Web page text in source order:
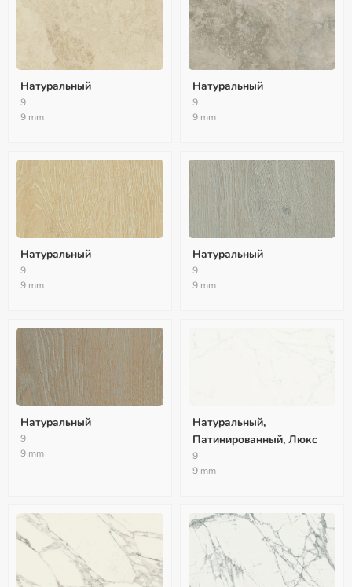
Натуральный
9
9 mm
Натуральный
9
9 mm
Натуральный
9
9 mm
Натуральный
9
9 mm
Натуральный
9
9 mm
Натуральный,
Патинированный, Люкс
9
9 mm